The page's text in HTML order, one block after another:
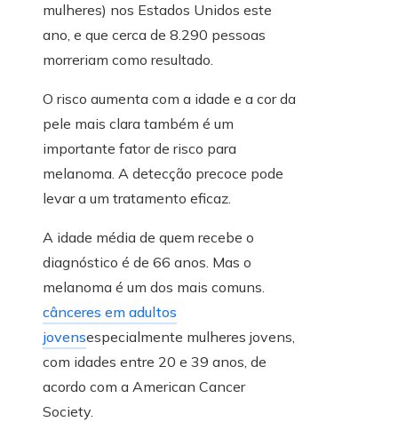
mulheres) nos Estados Unidos este
ano, e que cerca de 8.290 pessoas
morreriam como resultado.
O risco aumenta com a idade e a cor da
pele mais clara também é um
importante fator de risco para
melanoma. A detecção precoce pode
levar a um tratamento eficaz.
A idade média de quem recebe o
diagnóstico é de 66 anos. Mas o
melanoma é um dos mais comuns.
cânceres em adultos
jovensespecialmente mulheres jovens,
com idades entre 20 e 39 anos, de
acordo com a American Cancer
Society.